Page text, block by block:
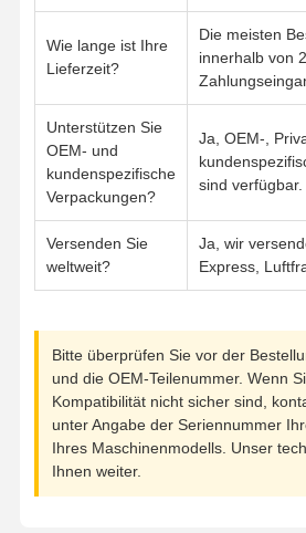
Wie lange ist Ihre
Lieferzeit?
Die meisten
innerhalb von
Unterstützen Sie
OEM- und
kundenspezifische
Verpackungen?
Ja, OEM-,
sind verfügbar.
Versenden Sie
weltweit?
Ja, wir
Express,
Bitte überprüfen Sie vor der
und die OEM-Teilenummer. Wenn
Kompatibilität nicht sicher sind,
unter Angabe der Seriennummer
Ihres Maschinenmodells. Unser
Ihnen weiter.